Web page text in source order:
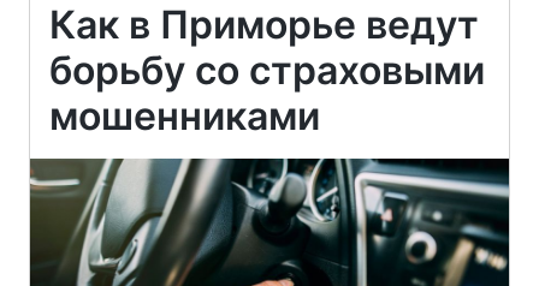
Как в Приморье ведут
борьбу со страховыми
мошенниками